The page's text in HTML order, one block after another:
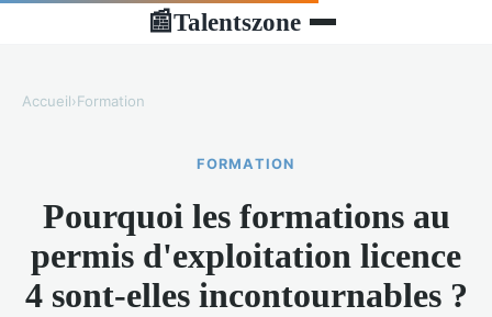
📰Talentszone
Accueil›Formation
FORMATION
Pourquoi les formations au
permis d'exploitation licence
4 sont-elles incontournables ?